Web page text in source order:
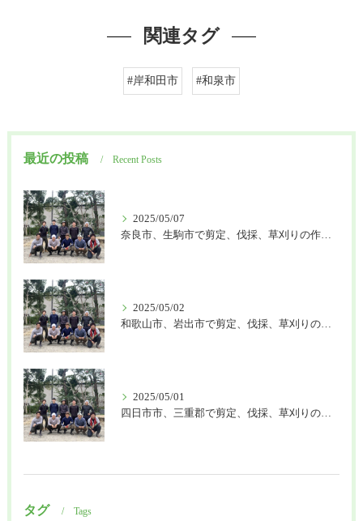
関連タグ
#岸和田市 #和泉市
最近の投稿 Recent Posts
2025/05/07
奈良市、生駒市で剪定、伐採、草刈りの作業を頼むなら はなまる造園
2025/05/02
和歌山市、岩出市で剪定、伐採、草刈りの作業を頼むなら はなまる造園
2025/05/01
四日市市、三重郡で剪定、伐採、草刈りの作業を頼むなら はなまる造園
タグ Tags